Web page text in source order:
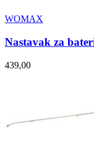
WOMAX
Nastavak za
439,00